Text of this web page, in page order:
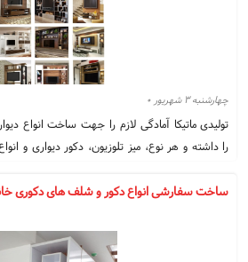
الکتریکی به تجهیزات خاصی نیاز دارند.
تولیدی ماتیکا آمادگی لازم را جهت ساخت انواع
را داشته و هر نوع، میز تلوزیون، دکور دیواری و
چهارشنبه ۳ شهریور ۰
ساخت سفارشی انواع دکور و شلف های دکوری